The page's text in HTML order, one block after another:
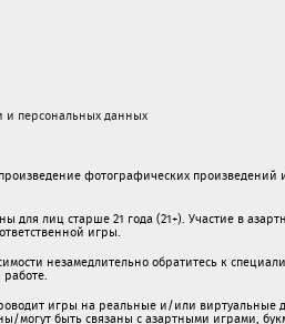
и персональных данных
фотографических
для лиц старше 21 года (21+). Участие в
игры.
незамедлительно обратитесь к
игры на реальные и/или виртуальные
могут быть связаны c азартными игрaми,